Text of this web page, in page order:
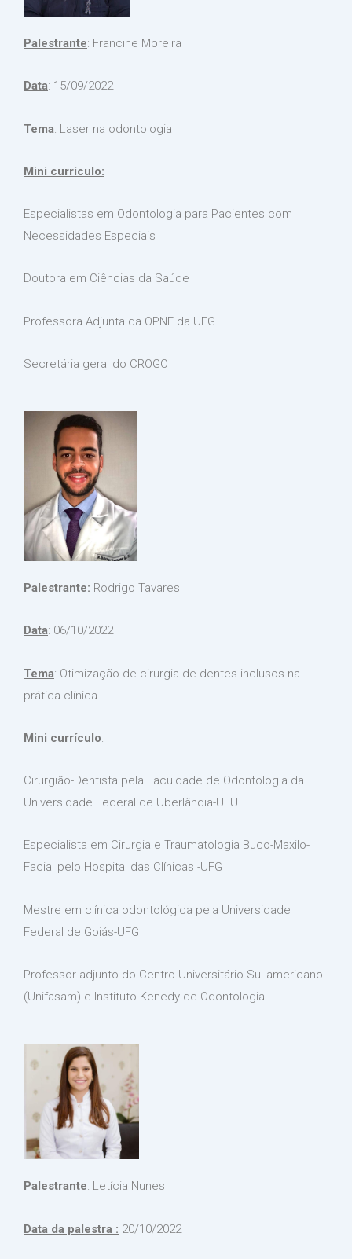
Palestrante: Francine Moreira
Data: 15/09/2022
Tema: Laser na odontologia
Mini currículo:
Especialistas em Odontologia para Pacientes com
Necessidades Especiais
Doutora em Ciências da Saúde
Professora Adjunta da OPNE da UFG
Secretária geral do CROGO
Palestrante: Rodrigo Tavares
Data: 06/10/2022
Tema: Otimização de cirurgia de dentes inclusos na
prática clínica
Mini currículo:
Cirurgião-Dentista pela Faculdade de Odontologia da
Universidade Federal de Uberlândia-UFU
Especialista em Cirurgia e Traumatologia Buco-Maxilo-
Facial pelo Hospital das Clínicas -UFG
Mestre em clínica odontológica pela Universidade
Federal de Goiás-UFG
Professor adjunto do Centro Universitário Sul-americano
(Unifasam) e Instituto Kenedy de Odontologia
Palestrante: Letícia Nunes
Data da palestra : 20/10/2022